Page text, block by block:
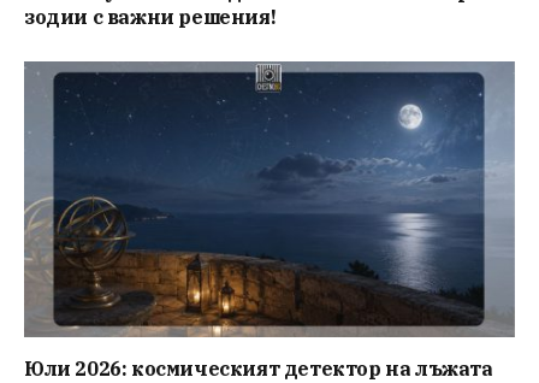
зодии с важни решения!
Юли 2026: космическият детектор на лъжата